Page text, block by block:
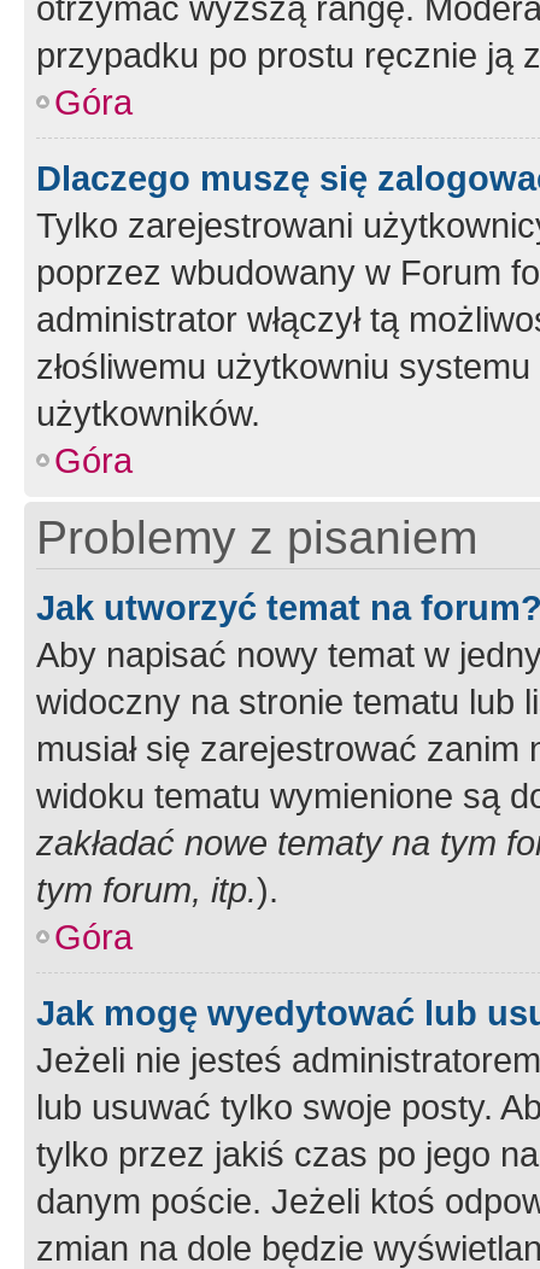
przypadku po prostu ręcznie ją
Góra
Dlaczego muszę się
Tylko zarejestrowani
poprzez wbudowany w Forum
administrator włączył tą
złośliwemu użytkowniu
użytkowników.
Góra
Problemy z pisaniem
Jak utworzyć temat na
Aby napisać nowy temat w
widoczny na stronie tematu lub
musiał się zarejestrować
widoku tematu wymienione są
zakładać nowe tematy na tym
tym forum, itp.).
Góra
Jak mogę wyedytować lub
Jeżeli nie jesteś
lub usuwać tylko swoje posty.
tylko przez jakiś czas po jego
danym poście. Jeżeli ktoś
zmian na dole będzie